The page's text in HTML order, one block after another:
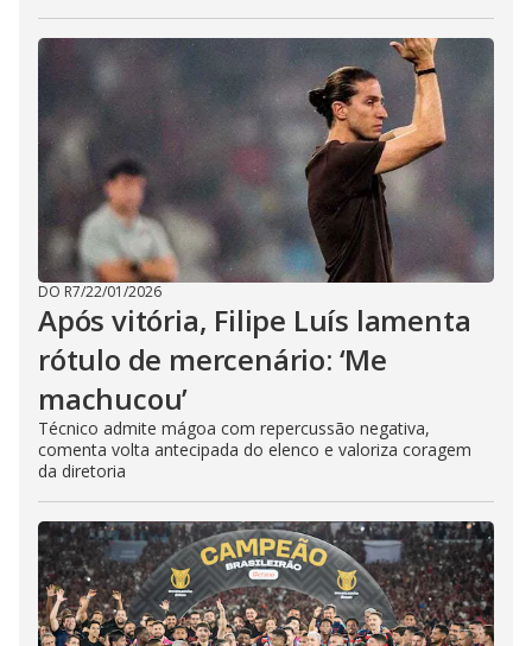
DO R7/22/01/2026
Após vitória, Filipe Luís lamenta
rótulo de mercenário: ‘Me
machucou’
Técnico admite mágoa com repercussão negativa,
comenta volta antecipada do elenco e valoriza coragem
da diretoria